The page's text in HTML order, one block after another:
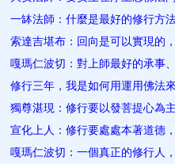
一缽法師：什麼是最好的修行​方
索達吉堪布：回向是可以實現的
嘎瑪仁波切：對上師最好的承事
修行三年，我是如何用運用佛法
獨尊湛現：修行要以發菩提心為
宣化上人：修行要處處本著道德
嘎瑪仁波切：一個真正的修行人